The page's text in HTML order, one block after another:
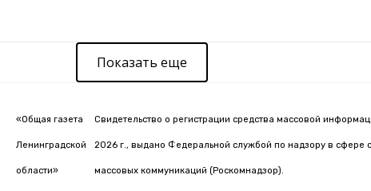
Показать еще
«Общая газета
Ленинградской
области»
Свидетельство о регистрации средства массовой
2026 г., выдано Федеральной службой по надзору в сфере
массовых коммуникаций (Роскомнадзор).